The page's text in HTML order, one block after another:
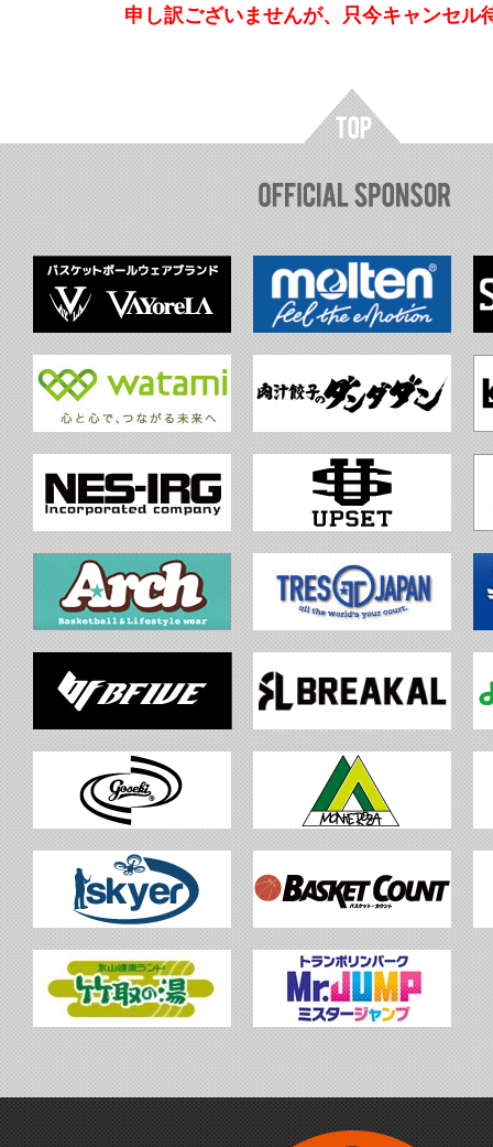
申し訳ございませんが、只今キャンセル